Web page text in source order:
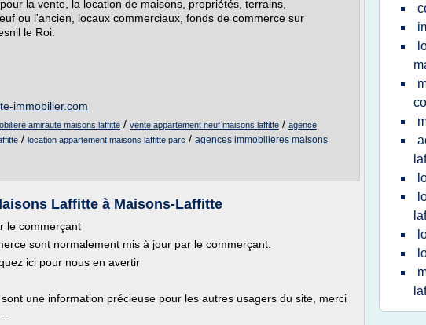
la vente, la location de maisons, propriétés, terrains,
ou l'ancien, locaux commerciaux, fonds de commerce sur
le Roi.
immobilier.com
amiraute maisons laffitte / vente appartement neuf maisons laffitte / agence
/ location appartement maisons laffitte parc / agences immobilieres maisons
Laffitte à Maisons-Laffitte
le commerçant
sont normalement mis à jour par le commerçant.
ici pour nous en avertir
une information précieuse pour les autres usagers du site, merci